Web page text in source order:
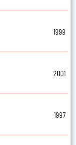
1999
2001
1997